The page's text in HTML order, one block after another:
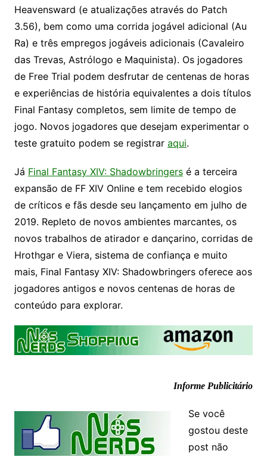
Heavensward (e atualizações através do Patch
3.56), bem como uma corrida jogável adicional (Au
Ra) e três empregos jogáveis ​​adicionais (Cavaleiro
das Trevas, Astrólogo e Maquinista). Os jogadores
de Free Trial podem desfrutar de centenas de horas
e experiências de história equivalentes a dois títulos
Final Fantasy completos, sem limite de tempo de
jogo. Novos jogadores que desejam experimentar o
teste gratuito podem se registrar aqui.
Já Final Fantasy XIV: Shadowbringersé a terceira
expansão de FF XIV Online e tem recebido elogios
de críticos e fãs desde seu lançamento em julho de
2019. Repleto de novos ambientes marcantes, os
novos trabalhos de atirador e dançarino, corridas de
Hrothgar e Viera, sistema de confiança e muito
mais, Final Fantasy XIV: Shadowbringers oferece aos
jogadores antigos e novos centenas de horas de
conteúdo para explorar.
Informe Publicitário
Se você
gostou deste
post não